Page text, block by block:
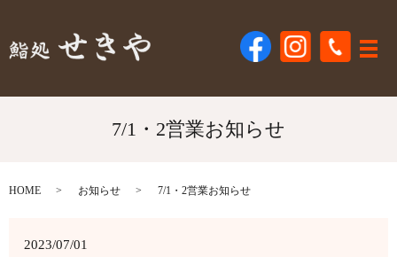
メ
7/1・2営業お知らせ
HOME お知らせ 7/1・2営業お知らせ
2023/07/01